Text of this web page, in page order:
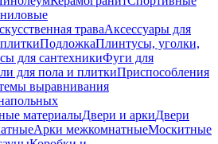
траваАксессуары для
ПодложкаПлинтусы, уголки,
для сантехникиФуги для
для пола и плиткиПриспособления
выравнивания
материалыДвери и аркиДвери
Арки межкомнатныеМоскитные